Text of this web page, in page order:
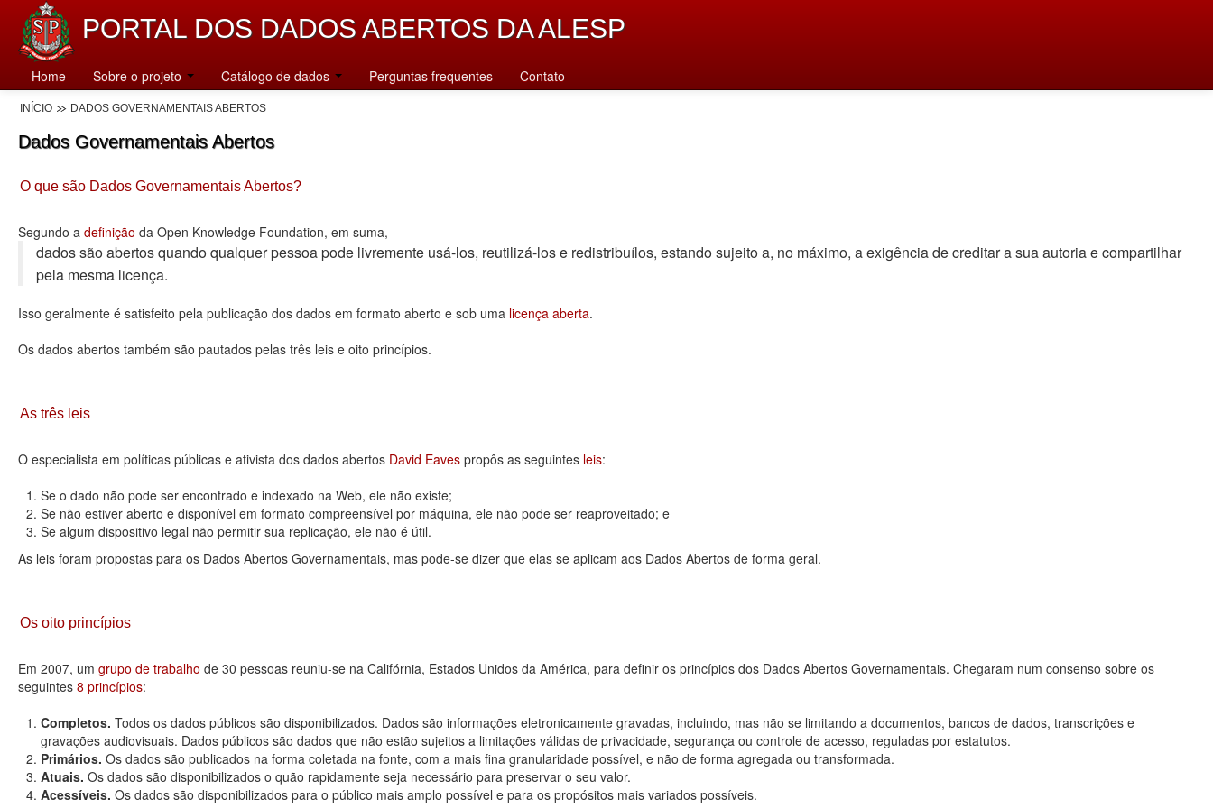
PORTAL DOS DADOS ABERTOS DA ALESP
Home Sobre o projeto Catálogo de dados Perguntas frequentes Contato
INÍCIO DADOS GOVERNAMENTAIS ABERTOS
Dados Governamentais Abertos
O que são Dados Governamentais Abertos?
Segundo a definição da Open Knowledge Foundation, em suma,
dados são abertos quando qualquer pessoa pode livremente usá-los, reutilizá-los e redistribuí­los, estando sujeito a, no máximo, a exigência de creditar a sua autoria e compartilhar
pela mesma licença.
Isso geralmente é satisfeito pela publicação dos dados em formato aberto e sob uma licença aberta.
Os dados abertos também são pautados pelas três leis e oito princípios.
As três leis
O especialista em políticas públicas e ativista dos dados abertos David Eaves propôs as seguintes leis:
Se o dado não pode ser encontrado e indexado na Web, ele não existe;
Se não estiver aberto e disponível em formato compreensível por máquina, ele não pode ser reaproveitado; e
Se algum dispositivo legal não permitir sua replicação, ele não é útil.
As leis foram propostas para os Dados Abertos Governamentais, mas pode-se dizer que elas se aplicam aos Dados Abertos de forma geral.
Os oito princípios
Em 2007, um grupo de trabalho de 30 pessoas reuniu-se na Califórnia, Estados Unidos da América, para definir os princípios dos Dados Abertos Governamentais. Chegaram num consenso sobre os
seguintes 8 princípios:
Completos. Todos os dados públicos são disponibilizados. Dados são informações eletronicamente gravadas, incluindo, mas não se limitando a documentos, bancos de dados, transcrições e
gravações audiovisuais. Dados públicos são dados que não estão sujeitos a limitações válidas de privacidade, segurança ou controle de acesso, reguladas por estatutos.
Primários. Os dados são publicados na forma coletada na fonte, com a mais fina granularidade possível, e não de forma agregada ou transformada.
Atuais. Os dados são disponibilizados o quão rapidamente seja necessário para preservar o seu valor.
Acessíveis. Os dados são disponibilizados para o público mais amplo possível e para os propósitos mais variados possíveis.